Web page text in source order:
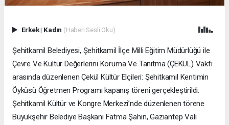
Erkek| Kadın (Haberi Sesli Oku)
Şehitkamil Belediyesi, Şehitkamil İlçe Milli Eğitim Müdürlüğü ile
Çevre Ve Kültür Değerlerini Koruma Ve Tanıtma (ÇEKÜL) Vakfı
arasında düzenlenen Çekül Kültür Elçileri: Şehitkamil Kentimin
Öyküsü Öğretmen Programı kapanış töreni gerçekleştirildi.
Şehitkamil Kültür ve Kongre Merkezi’nde düzenlenen törene
Büyükşehir Belediye Başkanı Fatma Şahin, Gaziantep Vali